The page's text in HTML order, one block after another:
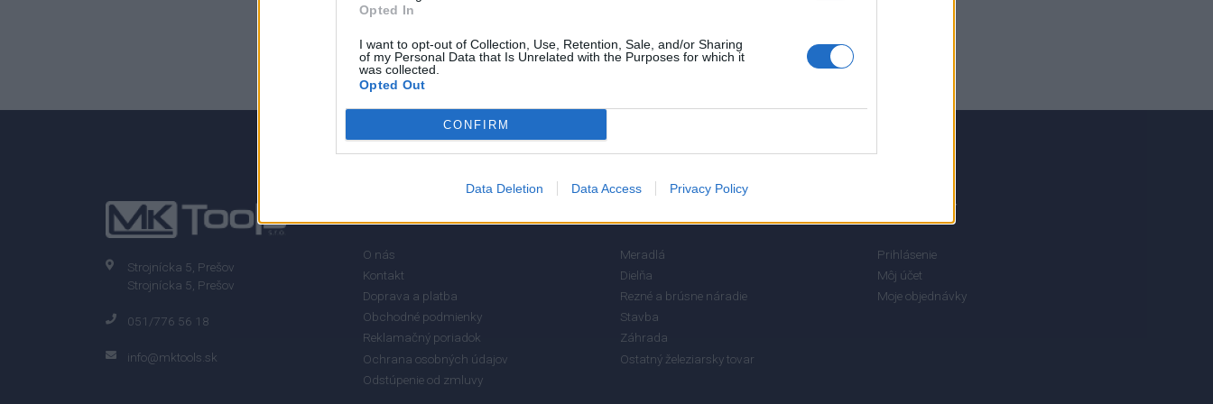
Opted In
I want to opt-out of Collection, Use, Retention, Sale, and/or Sharing
of my Personal Data that Is Unrelated with the Purposes for which it
was collected.
Opted Out
CONFIRM
Data Deletion Data Access Privacy Policy
4
2
1
Strojnícka 5, Prešov
Strojnícka 5, Prešov
051/776 56 18
info@mktools.sk
O nás
Kontakt
Doprava a platba
Obchodné podmienky
Reklamačný poriadok
Ochrana osobných údajov
Odstúpenie od zmluvy
Meradlá
Dielňa
Rezné a brúsne náradie
Stavba
Záhrada
Ostatný železiarsky tovar
MÔJ ÚČET
Prihlásenie
Môj účet
Moje objednávky